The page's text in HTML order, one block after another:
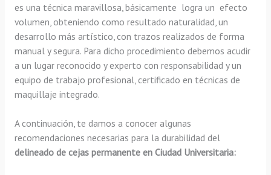
es una técnica maravillosa, básicamente logra un efecto
volumen, obteniendo como resultado naturalidad, un
desarrollo más artístico, con trazos realizados de forma
manual y segura. Para dicho procedimiento debemos acudir
a un lugar reconocido y experto con responsabilidad y un
equipo de trabajo profesional, certificado en técnicas de
maquillaje integrado.
A continuación, te damos a conocer algunas
recomendaciones necesarias para la durabilidad del
delineado de cejas permanente en Ciudad Universitaria: